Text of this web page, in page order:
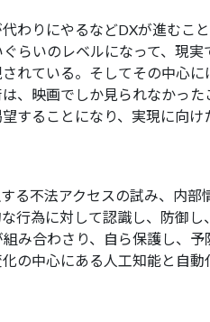
わりにやるなどDXが進むこ
らいのレベルになって、現実
れている。そしてその中心に
、映画でしか見られなかった
することになり、実現に向け
る不法アクセスの試み、内部
行為に対して認識し、防御し
み合わさり、自ら保護し、予
の中心にある人工知能と自動